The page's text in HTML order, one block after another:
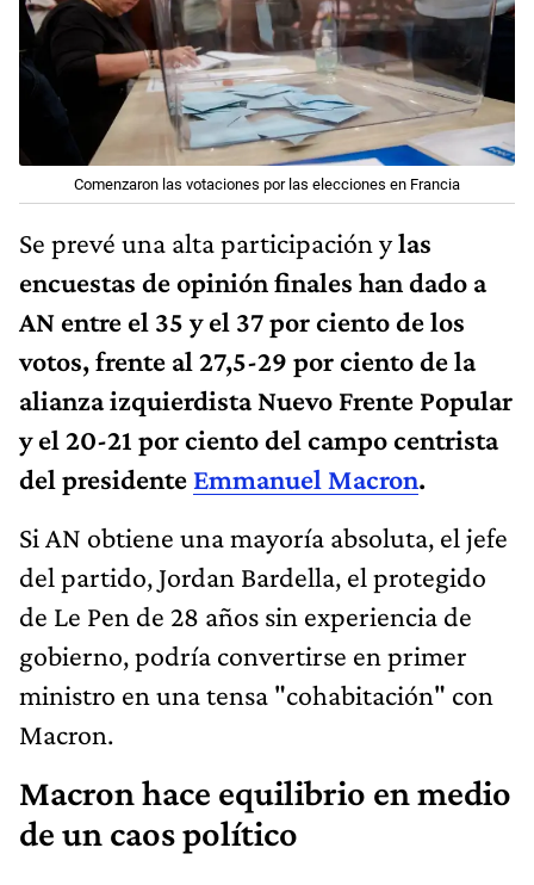
Comenzaron las votaciones por las elecciones en Francia
Se prevé una alta participación ylas
encuestas de opinión finales han dado a
AN entre el 35 y el 37 por ciento de los
votos, frente al 27,5-29 por ciento de la
alianza izquierdista Nuevo Frente Popular
y el 20-21 por ciento del campo centrista
del presidente Emmanuel Macron.
Si AN obtiene una mayoría absoluta, el jefe
del partido, Jordan Bardella, el protegido
de Le Pen de 28 años sin experiencia de
gobierno, podría convertirse en primer
ministro en una tensa "cohabitación" con
Macron.
Macron hace equilibrio en medio
de un caos político